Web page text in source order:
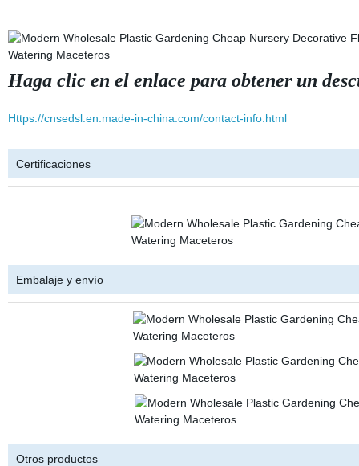
Haga clic en el enlace para obtener un
Https://cnsedsl.en.made-in-china.com/contact-info.html
Certificaciones
Embalaje y envío
Otros productos